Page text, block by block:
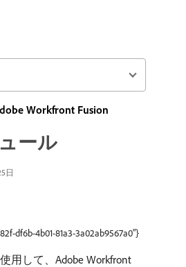
Workfront Fusion
ール
日
df6b-4b01-81a3-3a02ab9567a0"}
用して、Adobe Workfront